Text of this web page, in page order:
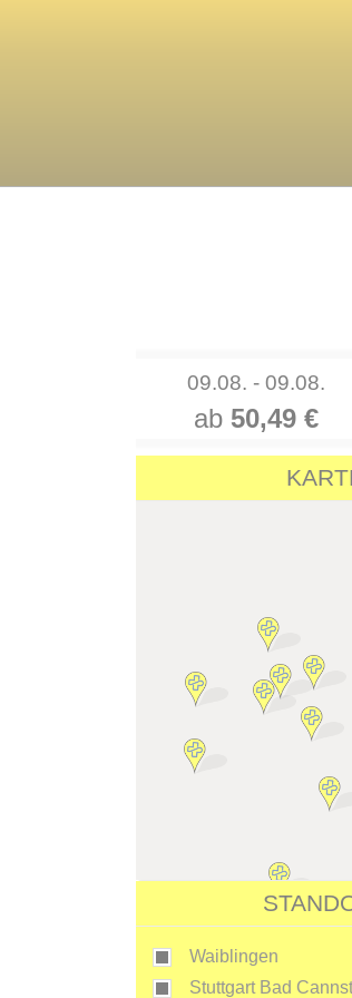
09.08. - 09.08.
ab 50,49 €
Waiblingen
Stuttgart Bad